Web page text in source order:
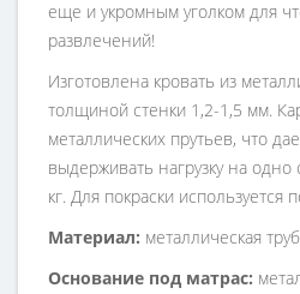
еще и укромным уголком для
развлечений!
Изготовлена кровать из
толщиной стенки 1,2-1,5 мм.
металлических прутьев, что
выдерживать нагрузку на
кг. Для покраски используется
Материал: металлическая
Основание под матрас: